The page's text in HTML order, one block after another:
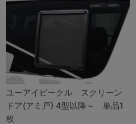
ユーアイビークル スクリーン
ドア(アミ戸) 4型以降～ 単品1
枚